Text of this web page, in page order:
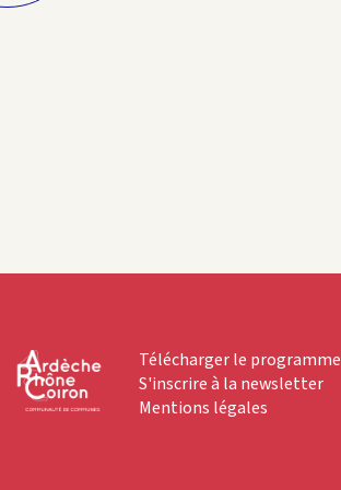
Télécharger le programme
S'inscrire à la newsletter
Mentions légales